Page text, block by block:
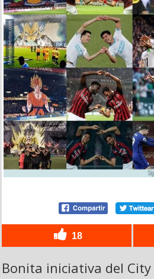
18
Bonita iniciativa del City